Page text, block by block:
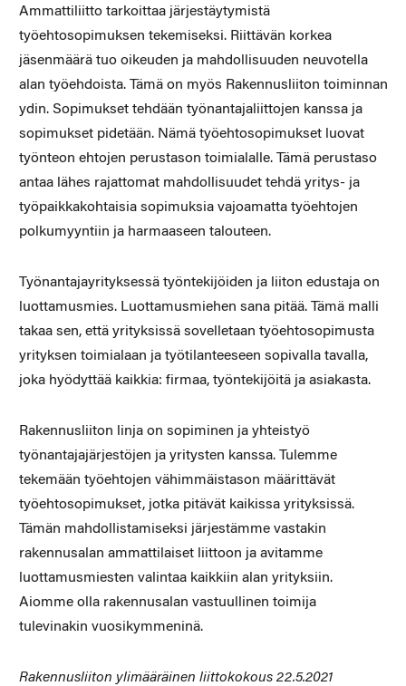
Ammattiliitto tarkoittaa järjestäytymistä
työehtosopimuksen tekemiseksi. Riittävän korkea
jäsenmäärä tuo oikeuden ja mahdollisuuden neuvotella
alan työehdoista. Tämä on myös Rakennusliiton toiminnan
ydin. Sopimukset tehdään työnantajaliittojen kanssa ja
sopimukset pidetään. Nämä työehtosopimukset luovat
työnteon ehtojen perustason toimialalle. Tämä perustaso
antaa lähes rajattomat mahdollisuudet tehdä yritys- ja
työpaikkakohtaisia sopimuksia vajoamatta työehtojen
polkumyyntiin ja harmaaseen talouteen.
Työnantajayrityksessä työntekijöiden ja liiton edustaja on
luottamusmies. Luottamusmiehen sana pitää. Tämä malli
takaa sen, että yrityksissä sovelletaan työehtosopimusta
yrityksen toimialaan ja työtilanteeseen sopivalla tavalla,
joka hyödyttää kaikkia: firmaa, työntekijöitä ja asiakasta.
Rakennusliiton linja on sopiminen ja yhteistyö
työnantajajärjestöjen ja yritysten kanssa. Tulemme
tekemään työehtojen vähimmäistason määrittävät
työehtosopimukset, jotka pitävät kaikissa yrityksissä.
Tämän mahdollistamiseksi järjestämme vastakin
rakennusalan ammattilaiset liittoon ja avitamme
luottamusmiesten valintaa kaikkiin alan yrityksiin.
Aiomme olla rakennusalan vastuullinen toimija
tulevinakin vuosikymmeninä.
Rakennusliiton ylimääräinen liittokokous 22.5.2021